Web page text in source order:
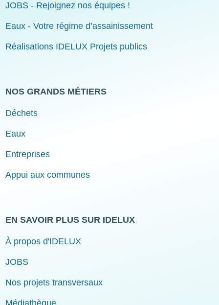
JOBS - Rejoignez nos équipes !
Eaux - Votre régime d’assainissement
Réalisations IDELUX Projets publics
NOS GRANDS MÉTIERS
Déchets
Eaux
Entreprises
Appui aux communes
EN SAVOIR PLUS SUR IDELUX
À propos d'IDELUX
JOBS
Nos projets transversaux